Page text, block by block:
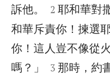
訴他。


2 耶和華對
和華斥責你！揀選
你！這人豈不像從
嗎？」


3 那時，約